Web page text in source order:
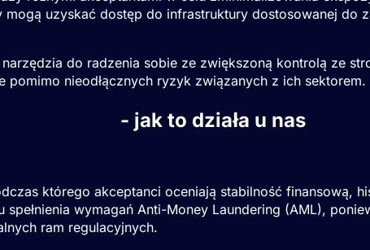
uzyskać dostęp do infrastruktury dostosowanej do
do radzenia sobie ze zwiększoną kontrolą ze
nieodłącznych ryzyk związanych z ich sektorem.
- jak to działa u nas
którego akceptanci oceniają stabilność finansową,
wymagań Anti-Money Laundering (AML),
ram regulacyjnych.